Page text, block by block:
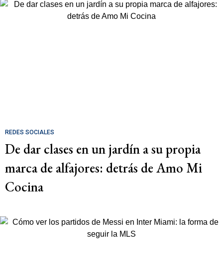
REDES SOCIALES
De dar clases en un jardín a su propia
marca de alfajores: detrás de Amo Mi
Cocina